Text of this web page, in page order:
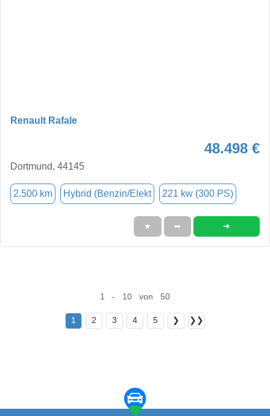
Renault Rafale
48.498 €
Dortmund, 44145
2.500 km Hybrid (Benzin/Elekt 221 kw (300 PS)
★ ➦ ➜
1 - 10 von 50
1 2 3 4 5 ❯ ❯❯